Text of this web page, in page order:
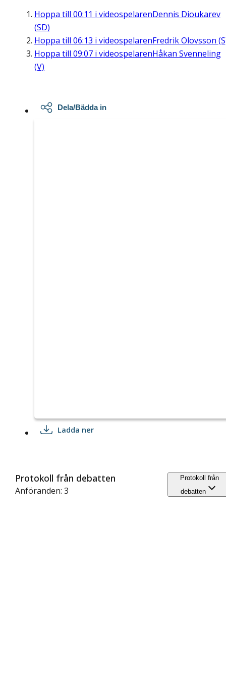
Hoppa till 00:11 i videospelarenDennis Dioukarev
(SD)
Hoppa till 06:13 i videospelarenFredrik Olovsson
Hoppa till 09:07 i videospelarenHåkan Svenneling
(V)
Dela/Bädda in
Ladda ner
Protokoll från debatten
Anföranden: 3
Protokoll från
debatten